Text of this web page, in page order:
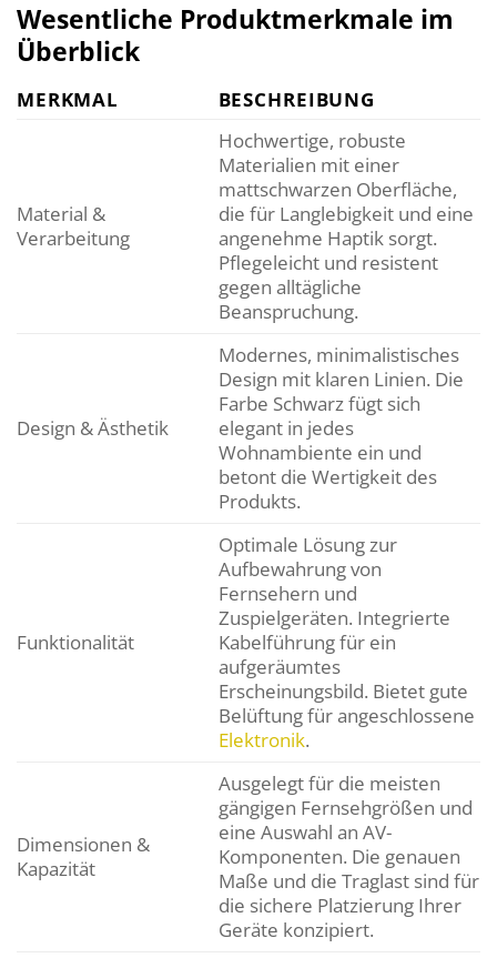
Wesentliche Produktmerkmale im
Überblick
MERKMAL BESCHREIBUNG
Material &
Verarbeitung
Hochwertige, robuste
Materialien mit einer
mattschwarzen Oberfläche,
die für Langlebigkeit und eine
angenehme Haptik sorgt.
Pflegeleicht und resistent
gegen alltägliche
Beanspruchung.
Design & Ästhetik
Modernes, minimalistisches
Design mit klaren Linien. Die
Farbe Schwarz fügt sich
elegant in jedes
Wohnambiente ein und
betont die Wertigkeit des
Produkts.
Funktionalität
Optimale Lösung zur
Aufbewahrung von
Fernsehern und
Zuspielgeräten. Integrierte
Kabelführung für ein
aufgeräumtes
Erscheinungsbild. Bietet gute
Belüftung für angeschlossene
Elektronik.
Dimensionen &
Kapazität
Ausgelegt für die meisten
gängigen Fernsehgrößen und
eine Auswahl an AV-
Komponenten. Die genauen
Maße und die Traglast sind für
die sichere Platzierung Ihrer
Geräte konzipiert.